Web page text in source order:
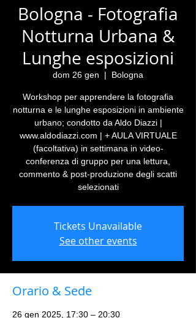
Bologna - Fotografia
Notturna Urbana &
Lunghe esposizioni
dom 26 gen
  |
Bologna
Workshop per apprendere la fotografia
notturna e le lunghe esposizioni in ambiente
urbano; condotto da Aldo Diazzi |
www.aldodiazzi.com | + AULA VIRTUALE
(facoltativa) in settimana in video-
conferenza di gruppo per una lettura,
commento & post-produzione degli scatti
selezionati
Tickets Unavailable
See other events
Orario & Sede
26 gen 2025, 17:30 – 20:30